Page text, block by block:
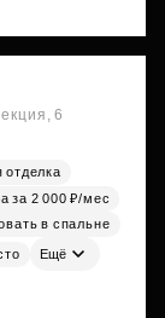
6
отделка
за 2 000 ₽/мес
в спальне
Ещё